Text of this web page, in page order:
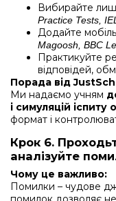
Вибирайте
Practice Tests,
Додайте
Magoosh, BBC
Практикуйте
відповідей,
Порада від
Ми надаємо учням
і симуляцій іспиту
формат і
Крок 6.
аналізуйте
Чому це важливо:
Помилки – чудове